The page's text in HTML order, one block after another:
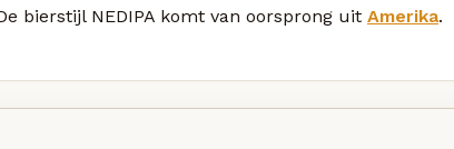
bierstijl NEDIPA komt van oorsprong uit Amerika.